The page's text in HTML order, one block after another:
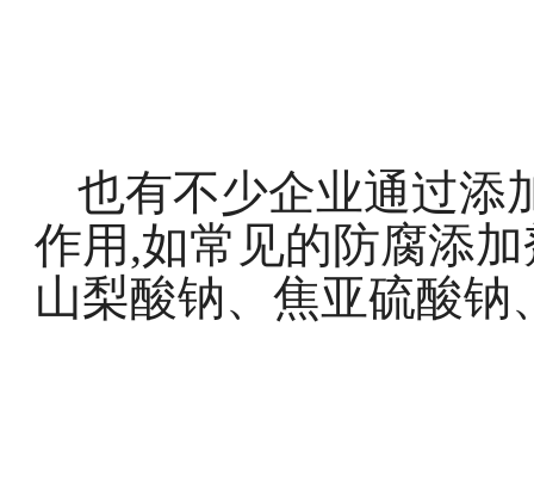
也有不少企业通过添
作用,如常见的防腐添
山梨酸钠、焦亚硫酸钠